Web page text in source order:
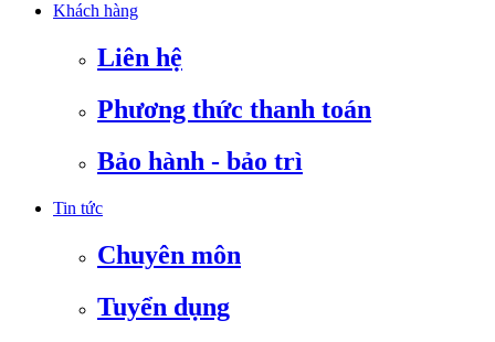
Khách hàng
Liên hệ
Phương thức thanh toán
Bảo hành - bảo trì
Tin tức
Chuyên môn
Tuyển dụng